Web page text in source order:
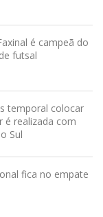
é campeã do
futsal
temporal colocar
é realizada com
Sul
fica no empate